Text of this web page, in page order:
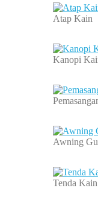
Atap Kain
Kanopi
Awning
Tenda